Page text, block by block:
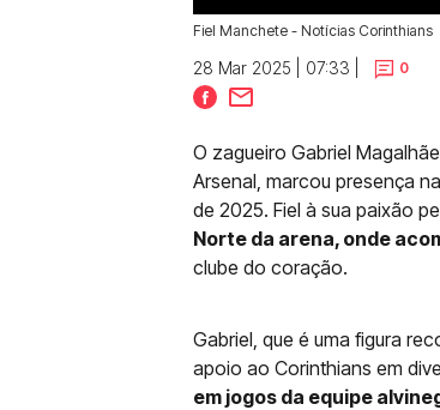
Fiel Manchete - Notícias Corinthians
28 Mar 2025 | 07:33 | 0
O zagueiro Gabriel
Arsenal, marcou presença
de 2025. Fiel à sua paixão
Norte da arena, onde
clube do coração.
Gabriel, que é uma figura
apoio ao Corinthians em
em jogos da equipe